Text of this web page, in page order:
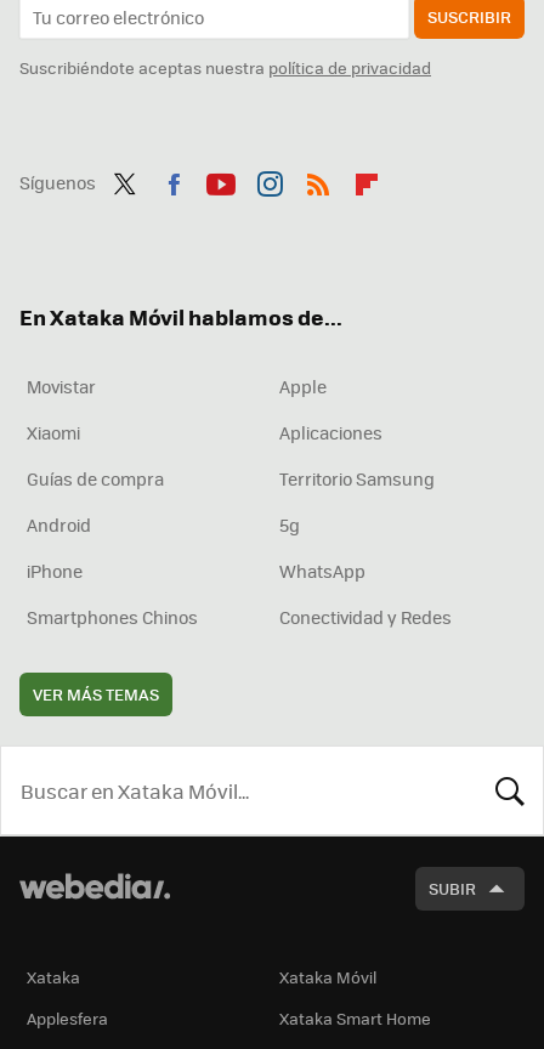
SUSCRIBIR
Suscribiéndote aceptas nuestra política de privacidad
Síguenos
En Xataka Móvil hablamos de...
Movistar
Apple
Xiaomi
Aplicaciones
Guías de compra
Territorio Samsung
Android
5g
iPhone
WhatsApp
Smartphones Chinos
Conectividad y Redes
VER MÁS TEMAS
SUBIR
Xataka
Xataka Móvil
Applesfera
Xataka Smart Home